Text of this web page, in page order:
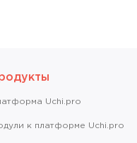
Uchi.pro
к платформе Uchi.pro